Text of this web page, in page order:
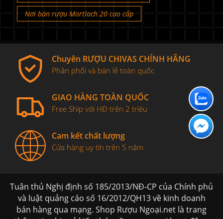
Nơi bán rượu Mortlach 20 cao cấp
Chuyên RƯỢU CHIVAS CHÍNH HÃNG
Phân phối và bán lẻ toàn quốc
GIAO HÀNG TOÀN QUỐC
Free Ship với HĐ trên 2 triệu
Cam kết chất lượng
Cửa hàng uy tín trên 5 năm
Tuân thủ Nghị định số 185/2013/NĐ-CP của Chính phủ
và luật quảng cáo số 16/2012/QH13 về kinh doanh
bán hàng qua mạng. Shop Rượu Ngoại.net là trang